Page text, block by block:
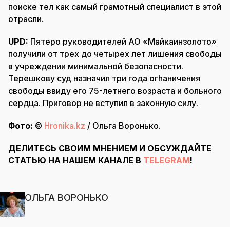
поиске тел как самый грамотный специалист в этой
отрасли.
UPD: Пятеро руководителей АО «Майкаинзолото»
получили от трех до четырех лет лишения свободы
в учреждении минимальной безопасности.
Терешкову суд назначил три года огhаничения
свободы ввиду его 75-летнего возраста и больного
сердца. Приговор не вступил в законную силу.
Фото: © Hronika.kz / Ольга Воронько.
ДЕЛИТЕСЬ СВОИМ МНЕНИЕМ И ОБСУЖДАЙТЕ
СТАТЬЮ НА НАШЕМ КАНАЛЕ В TELEGRAM!
ОЛЬГА ВОРОНЬКО